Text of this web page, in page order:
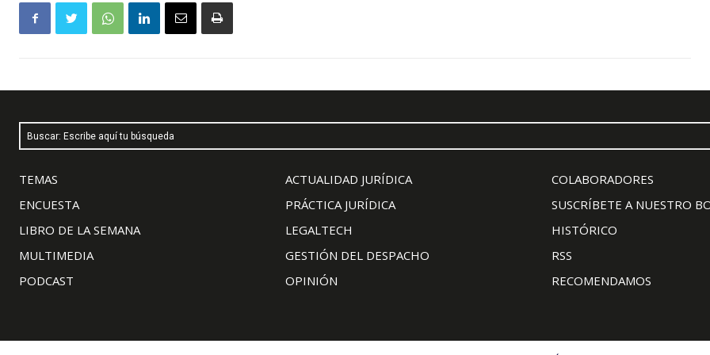
Buscar: Escribe aquí tu búsqueda
TEMAS
ENCUESTA
LIBRO DE LA SEMANA
MULTIMEDIA
PODCAST
ACTUALIDAD JURÍDICA
PRÁCTICA JURÍDICA
LEGALTECH
GESTIÓN DEL DESPACHO
OPINIÓN
COLABORADORES
SUSCRÍBETE A NUESTRO
HISTÓRICO
RSS
RECOMENDAMOS